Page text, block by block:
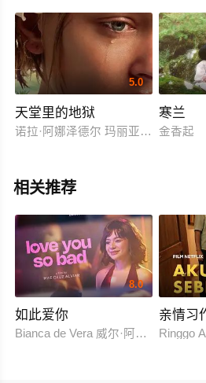
5.0
天堂里的地狱
诺拉·阿娜泽德尔 玛丽亚·贝罗 阿利
寒兰
金香起
相关推荐
8.0
如此爱你
Bianca de Vera 威尔·阿什利·德莱昂
亲情习
Ringgo